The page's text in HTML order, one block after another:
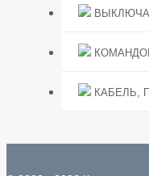
КАБЕЛЬ,